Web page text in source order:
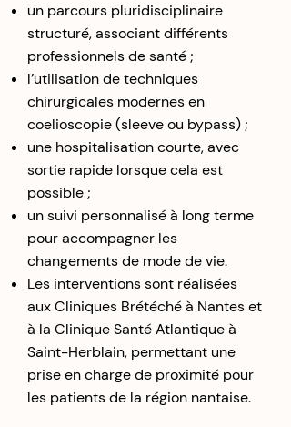
un parcours pluridisciplinaire
structuré, associant différents
professionnels de santé ;
l’utilisation de techniques
chirurgicales modernes en
coelioscopie (sleeve ou bypass) ;
une hospitalisation courte, avec
sortie rapide lorsque cela est
possible ;
un suivi personnalisé à long terme
pour accompagner les
changements de mode de vie.
Les interventions sont réalisées
aux Cliniques Brétéché à Nantes et
à la Clinique Santé Atlantique à
Saint-Herblain, permettant une
prise en charge de proximité pour
les patients de la région nantaise.